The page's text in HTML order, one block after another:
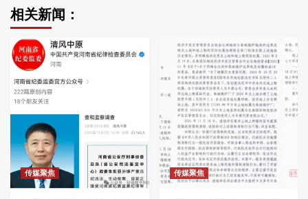
相关新闻：
传媒聚焦 传媒聚焦